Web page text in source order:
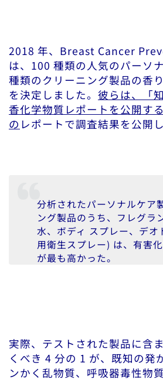
2018 年、Breast Cancer
は、100 種類の人気のパーソ
種類のクリーニング製品の香
を決定しました。 彼らは、「
香化学物質レポートを公開す
の レポートで調査結果を公開
分析されたパーソナルケア
ング製品のうち、フレグラ
水、ボディ スプレー、デオ
用衛生スプレー) は、有害
が最も高かった。
実際、テストされた製品に含
くべき 4 分の 1 が、既知の発
ンかく乱物質、呼吸器毒性物